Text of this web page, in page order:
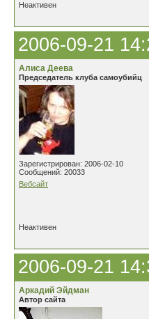
Неактивен
2006-09-21
Алиса Деева
Председатель клуба самоубийц
Зарегистрирован: 2006-02-10
Сообщений: 20033
Вебсайт
Неактивен
2006-09-21
Аркадий Эйдман
Автор сайта